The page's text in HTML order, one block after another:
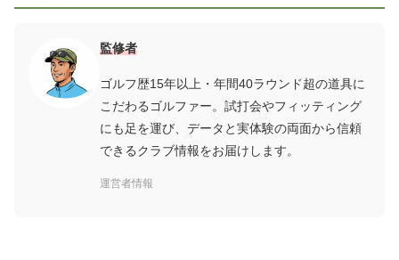
監修者
ゴルフ歴15年以上・年間40ラウンド超の道具に
こだわるゴルファー。試打会やフィッティング
にも足を運び、データと実体験の両面から信頼
できるクラブ情報をお届けします。
運営者情報